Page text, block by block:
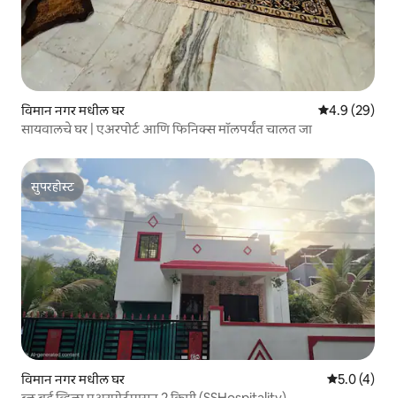
विमान नगर मधील घर 5 पैकी 4.9
4.9 (29)
सायवालचे घर | एअरपोर्ट आणि फिनिक्स मॉलपर्यंत चालत जा
सुपरहोस्ट
सुपरहोस्ट
विमान नगर मधील घर 5 पैकी 5.0
5.0 (4)